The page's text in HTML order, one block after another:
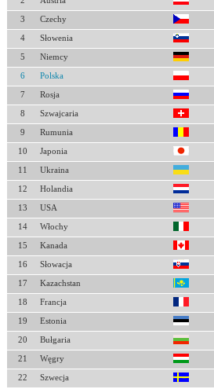
3 Czechy
4 Słowenia
5 Niemcy
6 Polska
7 Rosja
8 Szwajcaria
9 Rumunia
10 Japonia
11 Ukraina
12 Holandia
13 USA
14 Włochy
15 Kanada
16 Słowacja
17 Kazachstan
18 Francja
19 Estonia
20 Bułgaria
21 Węgry
22 Szwecja